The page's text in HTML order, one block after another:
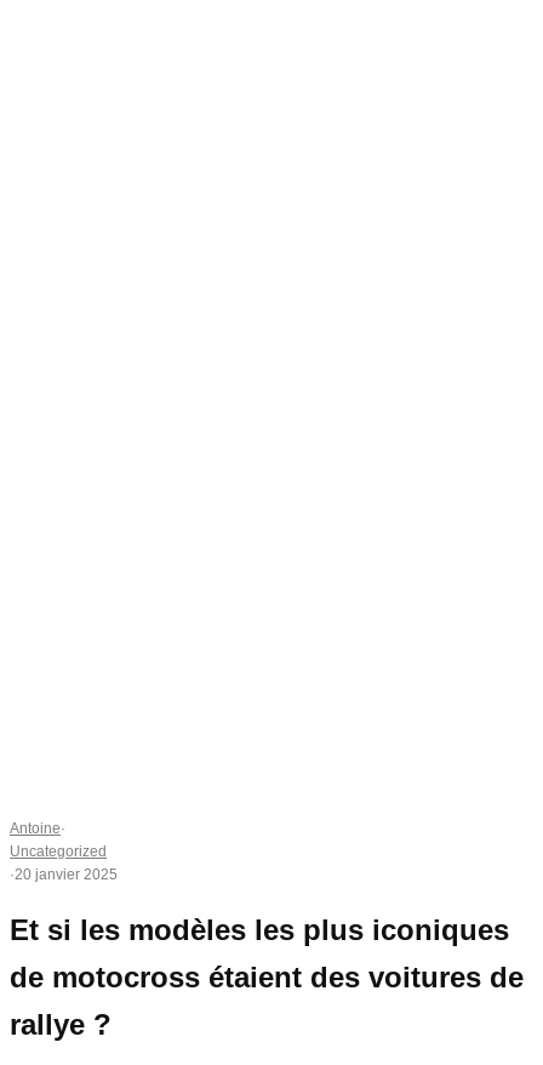
Antoine·
Uncategorized
·20 janvier 2025
Et si les modèles les plus iconiques
de motocross étaient des voitures de
rallye ?